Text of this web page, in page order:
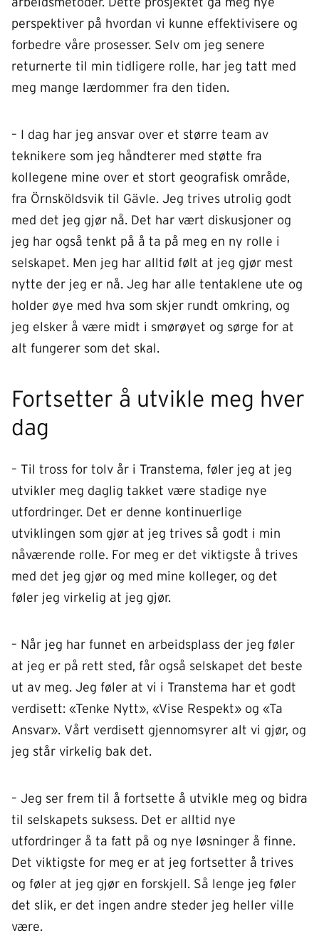
perspektiver på hvordan vi kunne effektivisere og
forbedre våre prosesser. Selv om jeg senere
returnerte til min tidligere rolle, har jeg tatt med
meg mange lærdommer fra den tiden.
– I dag har jeg ansvar over et større team av
teknikere som jeg håndterer med støtte fra
kollegene mine over et stort geografisk område,
fra Örnsköldsvik til Gävle. Jeg trives utrolig godt
med det jeg gjør nå. Det har vært diskusjoner og
jeg har også tenkt på å ta på meg en ny rolle i
selskapet. Men jeg har alltid følt at jeg gjør mest
nytte der jeg er nå. Jeg har alle tentaklene ute og
holder øye med hva som skjer rundt omkring, og
jeg elsker å være midt i smørøyet og sørge for at
alt fungerer som det skal.
Fortsetter å utvikle meg hver
dag
– Til tross for tolv år i Transtema, føler jeg at jeg
utvikler meg daglig takket være stadige nye
utfordringer. Det er denne kontinuerlige
utviklingen som gjør at jeg trives så godt i min
nåværende rolle. For meg er det viktigste å trives
med det jeg gjør og med mine kolleger, og det
føler jeg virkelig at jeg gjør.
– Når jeg har funnet en arbeidsplass der jeg føler
at jeg er på rett sted, får også selskapet det beste
ut av meg. Jeg føler at vi i Transtema har et godt
verdisett: «Tenke Nytt», «Vise Respekt» og «Ta
Ansvar». Vårt verdisett gjennomsyrer alt vi gjør, og
jeg står virkelig bak det.
– Jeg ser frem til å fortsette å utvikle meg og bidra
til selskapets suksess. Det er alltid nye
utfordringer å ta fatt på og nye løsninger å finne.
Det viktigste for meg er at jeg fortsetter å trives
og føler at jeg gjør en forskjell. Så lenge jeg føler
det slik, er det ingen andre steder jeg heller ville
være.